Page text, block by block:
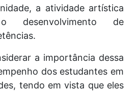
a atividade artística
desenvolvimento de
a importância dessa
dos estudantes em
tendo em vista que eles